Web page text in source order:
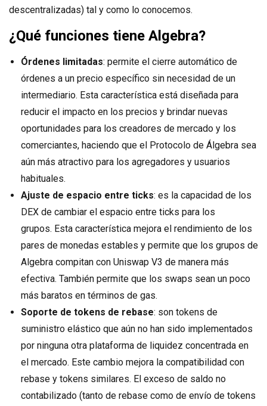
descentralizadas) tal y como lo conocemos.
¿Qué funciones tiene Algebra?
Órdenes limitadas: permite el cierre automático de
órdenes a un precio específico sin necesidad de un
intermediario. Esta característica está diseñada para
reducir el impacto en los precios y brindar nuevas
oportunidades para los creadores de mercado y los
comerciantes, haciendo que el Protocolo de Álgebra sea
aún más atractivo para los agregadores y usuarios
habituales.
Ajuste de espacio entre ticks: es la capacidad de los
DEX de cambiar el espacio entre ticks para los
grupos. Esta característica mejora el rendimiento de los
pares de monedas estables y permite que los grupos de
Algebra compitan con Uniswap V3 de manera más
efectiva. También permite que los swaps sean un poco
más baratos en términos de gas.
Soporte de tokens de rebase: son tokens de
suministro elástico que aún no han sido implementados
por ninguna otra plataforma de liquidez concentrada en
el mercado. Este cambio mejora la compatibilidad con
rebase y tokens similares. El exceso de saldo no
contabilizado (tanto de rebase como de envío de tokens